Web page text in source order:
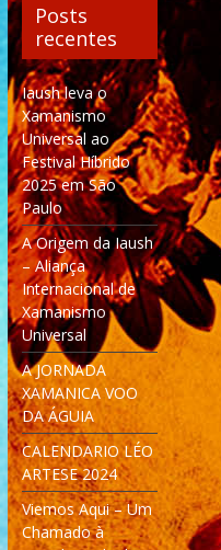
Posts
recentes
Iaush leva o
Xamanismo
Universal ao
Festival Híbrido
2025 em São
Paulo
A Origem da Iaush
– Aliança
Internacional de
Xamanismo
Universal
A JORNADA
XAMANICA VOO
DA ÁGUIA
CALENDARIO LÉO
ARTESE 2024
Viemos Aqui – Um
Chamado à